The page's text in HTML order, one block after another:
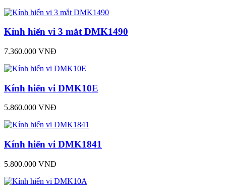
Kính hiển vi 3 mắt DMK1490
7.360.000 VNĐ
Kính hiển vi DMK10E
5.860.000 VNĐ
Kính hiển vi DMK1841
5.800.000 VNĐ